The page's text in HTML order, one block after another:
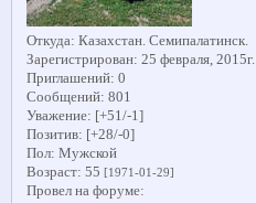
Откуда: Казахстан. Семипалатинск.
Зарегистрирован: 25 февраля, 2015г.
Приглашений: 0
Сообщений: 801
Уважение: [+51/-1]
Позитив: [+28/-0]
Пол: Мужской
Возраст: 55 [1971-01-29]
Провел на форуме: